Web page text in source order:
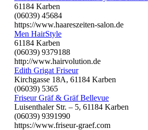
61184 Karben
(06039) 45684
https://www.haareszeiten-salon.de
Men HairStyle
61184 Karben
(06039) 9379188
http://www.hairvolution.de
Edith Grigat Friseur
Kirchgasse 18A, 61184 Karben
(06039) 5365
Friseur Gräf & Gräf Bellevue
Luisenthaler Str. – 5, 61184 Karben
(06039) 9391990
https://www.friseur-graef.com